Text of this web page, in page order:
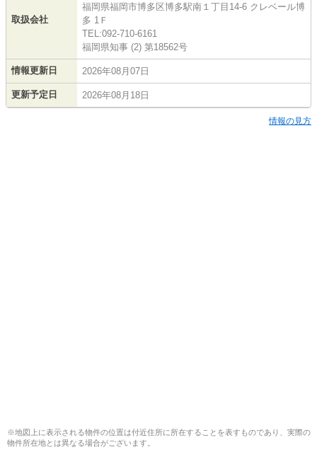
取扱会社
福岡県福岡市博多区博多駅南１丁目14-6 クレベール博
多 1Ｆ
TEL:092-710-6161
福岡県知事 (2) 第18562号
情報更新日 2026年08月07日
更新予定日 2026年08月18日
情報の見方
※地図上に表示される物件の位置は付近住所に所在することを表すものであり、実際の
物件所在地とは異なる場合がございます。